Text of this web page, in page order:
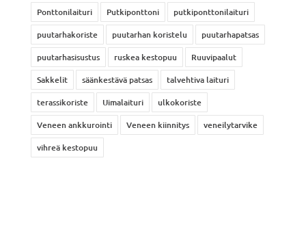
Ponttonilaituri
Putkiponttoni
putkiponttonilaituri
puutarhakoriste
puutarhan koristelu
puutarhapatsas
puutarhasisustus
ruskea kestopuu
Ruuvipaalut
Sakkelit
säänkestävä patsas
talvehtiva laituri
terassikoriste
Uimalaituri
ulkokoriste
Veneen ankkurointi
Veneen kiinnitys
veneilytarvike
vihreä kestopuu